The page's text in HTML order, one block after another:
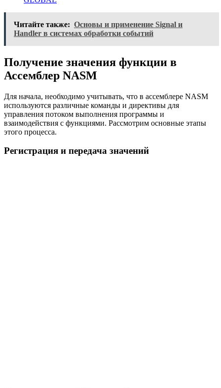
Читайте также: Основы и применение Signal и
Handler в системах обработки событий
Получение значения функции в
Ассемблер NASM
Для начала, необходимо учитывать, что в ассемблере NASM
используются различные команды и директивы для
управления потоком выполнения программы и
взаимодействия с функциями. Рассмотрим основные этапы
этого процесса.
Регистрация и передача значений